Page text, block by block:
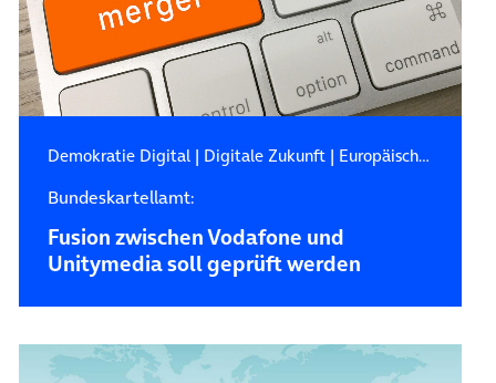
Demokratie Digital| Digitale Zukunft| Europäische Kommission
Bundeskartellamt:
Fusion zwischen Vodafone und
Unitymedia soll geprüft werden